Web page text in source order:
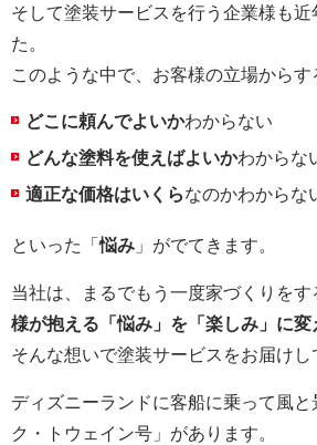
そして塗装サービスを行う企業様も
た。
このような中で、お客様の立場からす
どこに頼んでよいかわからない
どんな塗料を使えばよいかわからな
適正な価格はいくらなのかわからな
といった「悩み 」がでてきます。
当社は、まるでもう一度家づくりをす
様が抱える「悩み」を「楽しみ」に変
そんな想いで塗装サービスをお届けし
ディズニーランドに客船に乗って風
ク・トウェイン号」があります。